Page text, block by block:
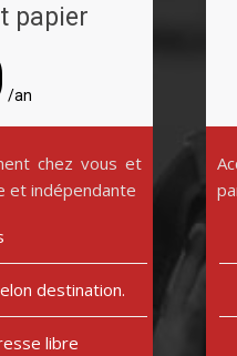
papier
/an
chez vous et
et indépendante
destination.
libre